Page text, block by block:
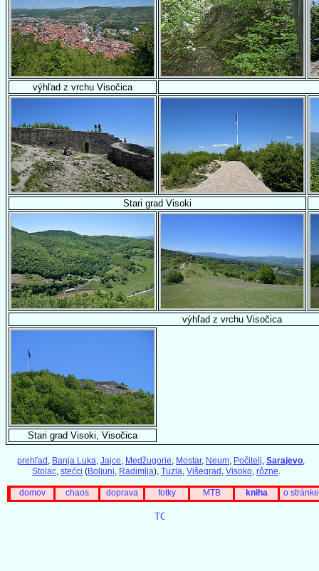
výhľad z vrchu Visočica
Stari grad Visoki
výhľad z vrchu Visočica
Stari grad Visoki, Visočica
prehľad Banja Luka Jajce Medžugorie Mostar, Neum Počitelj Sarajevo
Stolac stećci (Boljuni Radimlja), Tuzla Višegrad Visoko rôzne
domov chaos doprava fotky MTB kniha o stránke